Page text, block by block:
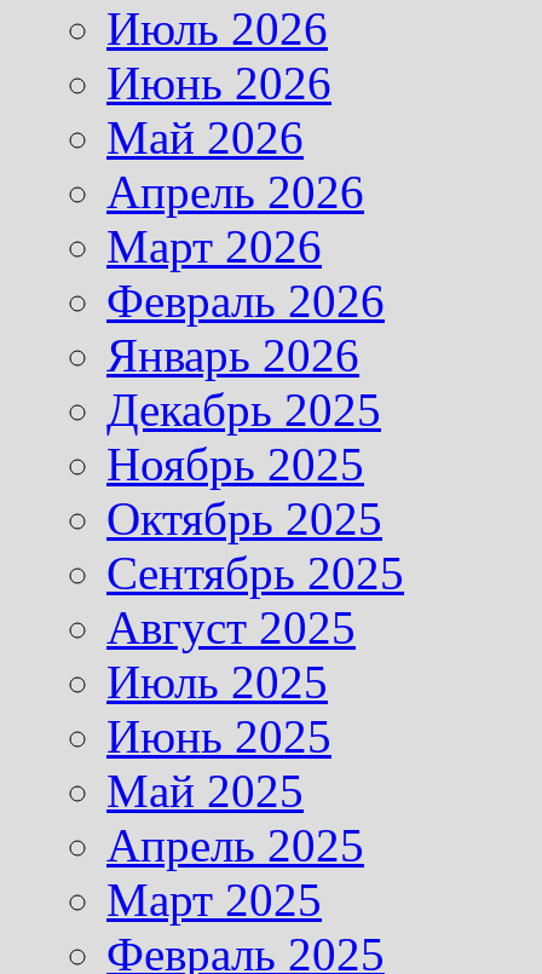
Июль 2026
Июнь 2026
Май 2026
Апрель 2026
Март 2026
Февраль 2026
Январь 2026
Декабрь 2025
Ноябрь 2025
Октябрь 2025
Сентябрь 2025
Август 2025
Июль 2025
Июнь 2025
Май 2025
Апрель 2025
Март 2025
Февраль 2025